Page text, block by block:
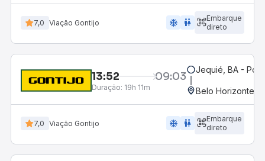
7,0 Viação Gontijo ac_unit wc
Embarque
direto
13:52 09:03
Duração: 19h 11m
Jequié, BA -
Belo Horizonte,
7,0 Viação Gontijo ac_unit wc
Embarque
direto